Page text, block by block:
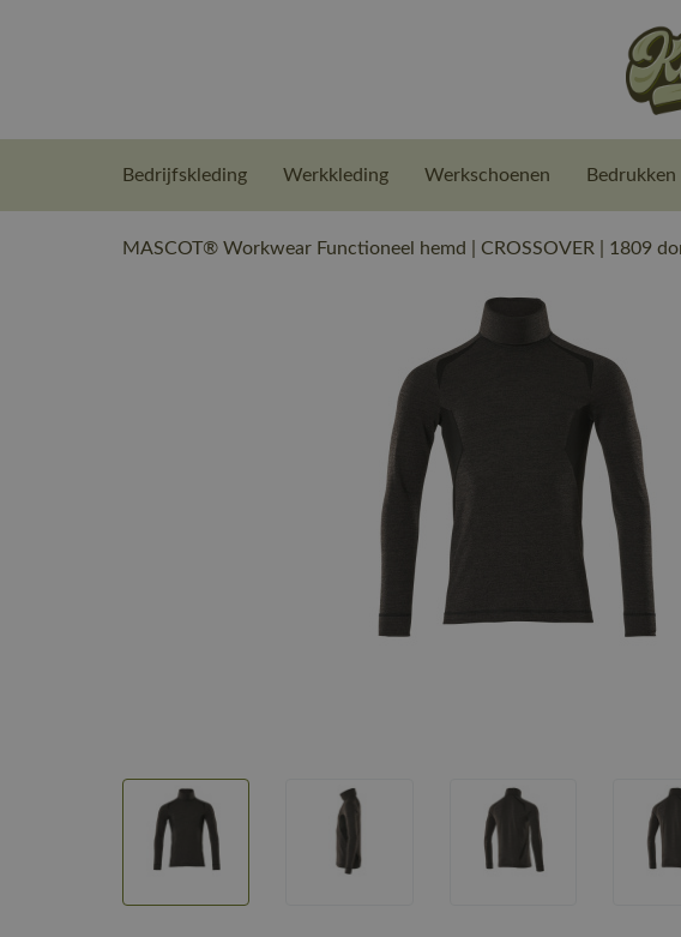
Bedrijfskleding Werkkleding Werkschoenen Bedrukken
MASCOT® Workwear Functioneel hemd | CROSSOVER | 1809